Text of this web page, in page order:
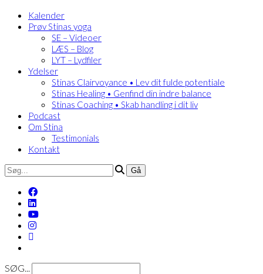
Kalender
Prøv Stinas yoga
SE – Videoer
LÆS – Blog
LYT – Lydfiler
Ydelser
Stinas Clairvoyance • Lev dit fulde potentiale
Stinas Healing • Genfind din indre balance
Stinas Coaching • Skab handling i dit liv
Podcast
Om Stina
Testimonials
Kontakt
SØG...